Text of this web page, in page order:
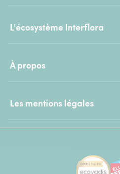
L'écosystème Interflora
À propos
Les mentions légales